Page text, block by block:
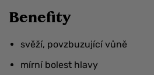
Benefity
svěží, povzbuzující vůně
mírní bolest hlavy